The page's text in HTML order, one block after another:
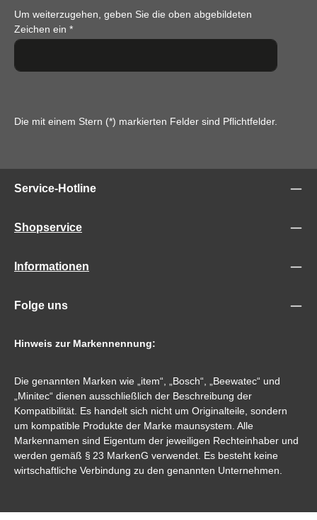
Um weiterzugehen, geben Sie die oben abgebildeten
Zeichen ein *
Die mit einem Stern (*) markierten Felder sind Pflichtfelder.
Service-Hotline
Shopservice
Informationen
Folge uns
Hinweis zur Markennennung:
Die genannten Marken wie „item“, „Bosch“, „Beewatec“ und
„Minitec“ dienen ausschließlich der Beschreibung der
Kompatibilität. Es handelt sich nicht um Originalteile, sondern
um kompatible Produkte der Marke maunsystem. Alle
Markennamen sind Eigentum der jeweiligen Rechteinhaber und
werden gemäß § 23 MarkenG verwendet. Es besteht keine
wirtschaftliche Verbindung zu den genannten Unternehmen.